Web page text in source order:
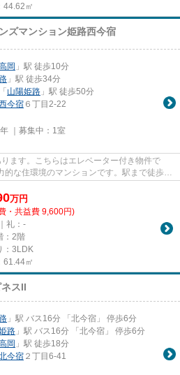
44.62㎡
ズマンション姫路西今宿
岡 」駅 徒歩10分
」駅 徒歩34分
「山陽姫路 」駅 徒歩50分
今宿 ６丁目2-22
｜募集中： 1室
ます。こちらはエレベーター付き物件で
な住環境のマンションです。駅まで徒歩10
万円
・共益費 9,600円)
礼：-
：2階
：3LDK
61.44㎡
スII
」駅 バス16分 「北今宿」 停歩6分
路 」駅 バス16分 「北今宿」 停歩6分
岡 」駅 徒歩18分
今宿 ２丁目6-41